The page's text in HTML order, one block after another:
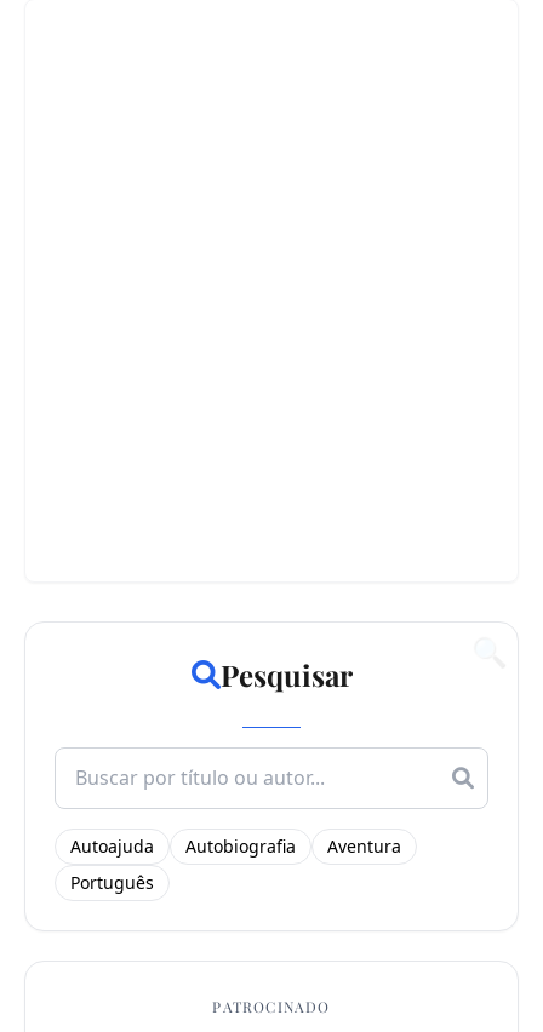
Pesquisar
Search
for:
Autoajuda Autobiografia
Aventura
Português
PATROCINADO